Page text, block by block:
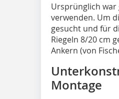
Ursprünglich war
verwenden. Um
gesucht und für
Riegeln 8/20 cm
Ankern (von
Montage